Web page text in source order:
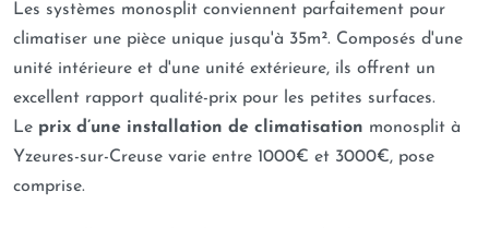
Les systèmes monosplit conviennent parfaitement pour
climatiser une pièce unique jusqu'à 35m². Composés d'une
unité intérieure et d'une unité extérieure, ils offrent un
excellent rapport qualité-prix pour les petites surfaces.
Le prix d’une installation de climatisation monosplit à
Yzeures-sur-Creuse varie entre 1000€ et 3000€, pose
comprise.